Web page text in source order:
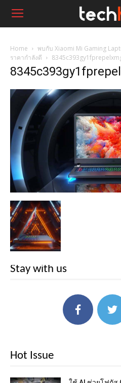
Home
พบกับ Xiaomi Mi Gaming
ราคากำลังดี
Stay with us
Hot Issue